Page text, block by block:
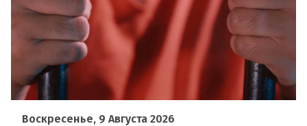
Воскресенье, 9 Августа 2026